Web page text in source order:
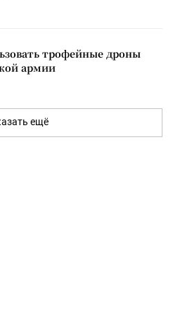
трофейные дроны
армии
ещё